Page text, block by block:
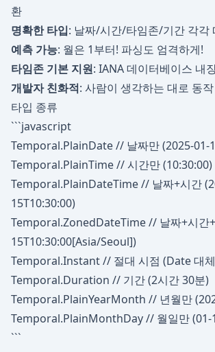
환
명확한 타입: 날짜/시간/타임존/기간 각각
예측 가능: 월은 1부터! 파싱도 엄격하게!
타임존 기본 지원: IANA 데이터베이스 내
개발자 친화적: 사람이 생각하는 대로 동작
타입 종류
```javascript
Temporal.PlainDate // 날짜만 (2025-01-
Temporal.PlainTime // 시간만 (10:30:00)
Temporal.PlainDateTime // 날짜+시간
15T10:30:00)
Temporal.ZonedDateTime // 날짜+시간
15T10:30:00[Asia/Seoul])
Temporal.Instant // 절대 시점 (Date 대
Temporal.Duration // 기간 (2시간 30분)
Temporal.PlainYearMonth // 년월만
Temporal.PlainMonthDay // 월일만 (01-
```